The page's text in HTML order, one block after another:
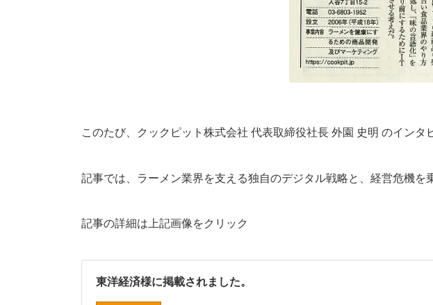
このたび、クックピット株式会社 代表取締役社長 外園 史明 のインタ
記事では、ラーメン業界を支える独自のデジタル戦略と、経営危機を
記事の詳細は上記画像をクリック
東洋経済様に掲載されました。